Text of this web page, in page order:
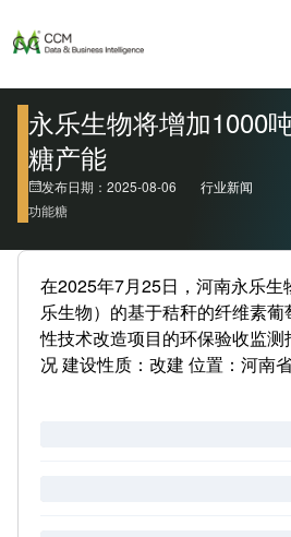
永乐生物将增加1000
糖产能
发布日期：2025-08-06
行业新闻
功能糖
在2025年7月25日，河南永乐生
乐生物）的基于秸秆的纤维素
性技术改造项目的环保验收监
况 建设性质：改建 位置：河南